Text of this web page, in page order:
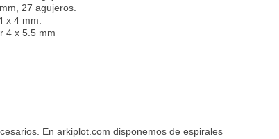
27 agujeros.
x 4 mm.
4 x 5.5 mm
En arkiplot.com disponemos de espirales